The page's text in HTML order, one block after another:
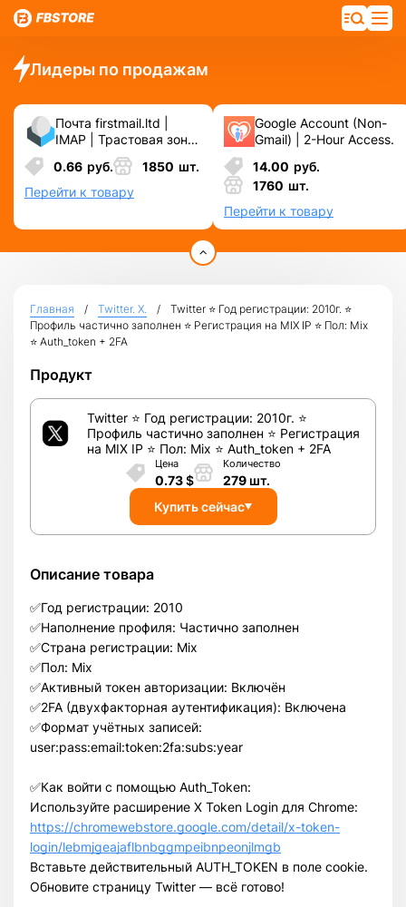
Лидеры по продажам
Почта firstmail.ltd |
IMAP | Трастовая зона
.COM ❗️ Новые, Чистые
❗️ С реальными
логинами | ☑️
Специально для ФБ/
0.66 руб. 1850 шт.
Перейти к товару
Google Account (Non-
Gmail) | 2-Hour Access.
14.00 руб.
1760 шт.
Перейти к товару
Главная Twitter. X.
Twitter ⭐ Год регистрации: 2010г. ⭐
Профиль частично заполнен ⭐ Регистрация на MIX IP ⭐ Пол: Mix
⭐ Auth_token + 2FA
Продукт
Twitter ⭐ Год регистрации: 2010г. ⭐
Профиль частично заполнен ⭐ Регистрация
на MIX IP ⭐ Пол: Mix ⭐ Auth_token + 2FA
Цена
0.73 $
Количество
279 шт.
Купить сейчас
Описание товара
✅Год регистрации: 2010
✅Наполнение профиля: Частично заполнен
✅Страна регистрации: Mix
✅Пол: Mix
✅Активный токен авторизации: Включён
✅2FA (двухфакторная аутентификация): Включенa
✅Формат учётных записей:
user:pass:email:token:2fa:subs:year
✅Как войти с помощью Auth_Token:
Используйте расширение X Token Login для Chrome:
https://chromewebstore.google.com/detail/x-token-
login/lebmjgeajaflbnbggmpeibnpeonjlmgb
Вставьте действительный AUTH_TOKEN в поле cookie.
Обновите страницу Twitter — всё готово!